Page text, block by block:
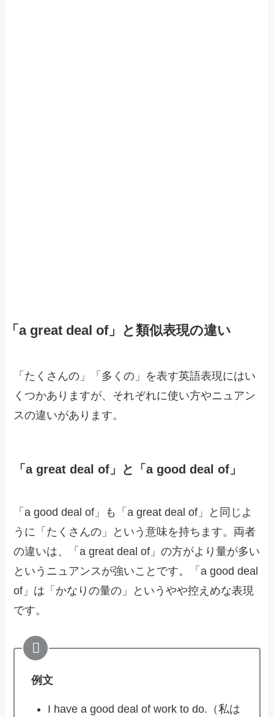
「a great deal of」と類似表現の違い
「たくさんの」「多くの」を表す英語表現にはい
くつかありますが、それぞれに使い方やニュアン
スの違いがあります。
「a great deal of」と「a good deal of」
「a good deal of」も「a great deal of」と同じよ
うに「たくさんの」という意味を持ちます。両者
の違いは、「a great deal of」の方がより量が多い
というニュアンスが強いことです。「a good deal
of」は「かなりの量の」というやや控えめな表現
です。
例文
I have a good deal of work to do.（私は